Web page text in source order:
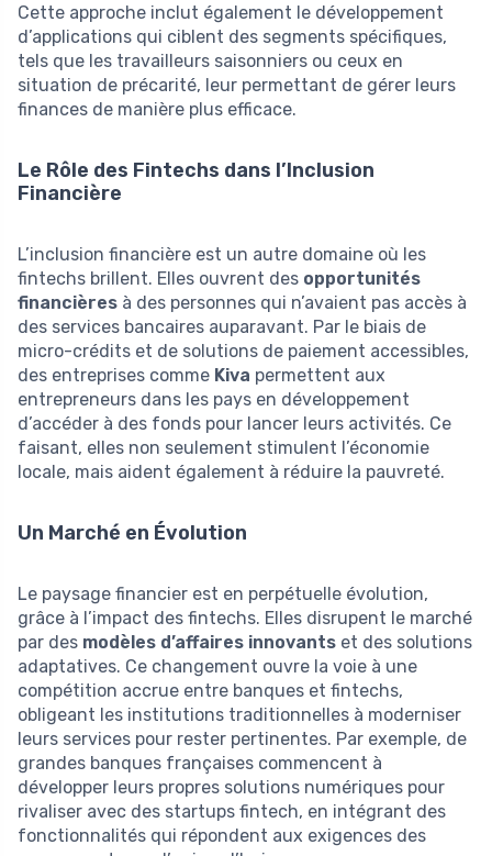
Cette approche inclut également le développement
d’applications qui ciblent des segments spécifiques,
tels que les travailleurs saisonniers ou ceux en
situation de précarité, leur permettant de gérer leurs
finances de manière plus efficace.
Le Rôle des Fintechs dans l’Inclusion
Financière
L’inclusion financière est un autre domaine où les
fintechs brillent. Elles ouvrent des opportunités
financières à des personnes qui n’avaient pas accès à
des services bancaires auparavant. Par le biais de
micro-crédits et de solutions de paiement accessibles,
des entreprises comme Kiva permettent aux
entrepreneurs dans les pays en développement
d’accéder à des fonds pour lancer leurs activités. Ce
faisant, elles non seulement stimulent l’économie
locale, mais aident également à réduire la pauvreté.
Un Marché en Évolution
Le paysage financier est en perpétuelle évolution,
grâce à l’impact des fintechs. Elles disrupent le marché
par des modèles d’affaires innovants et des solutions
adaptatives. Ce changement ouvre la voie à une
compétition accrue entre banques et fintechs,
obligeant les institutions traditionnelles à moderniser
leurs services pour rester pertinentes. Par exemple, de
grandes banques françaises commencent à
développer leurs propres solutions numériques pour
rivaliser avec des startups fintech, en intégrant des
fonctionnalités qui répondent aux exigences des